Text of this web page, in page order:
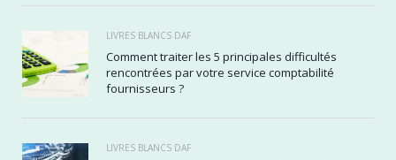
LIVRES BLANCS DAF
Comment traiter les 5 principales difficultés
rencontrées par votre service comptabilité
fournisseurs ?
LIVRES BLANCS DAF